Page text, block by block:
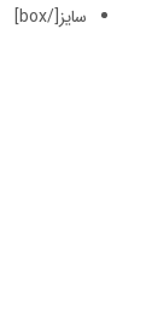
سایز[/box]